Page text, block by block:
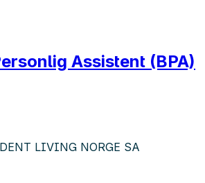
Assistent (BPA)
LIVING NORGE SA